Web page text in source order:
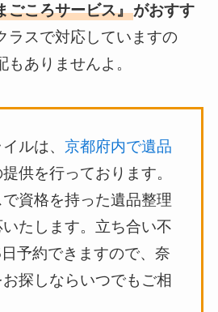
ごころサービス』がおすす
ラスで対応していますの
ありませんよ。
ルは、京都府内で遺品
供を行っております。
資格を持った遺品整理
たします。立ち合い不
予約できますので、奈
探しならいつでもご相